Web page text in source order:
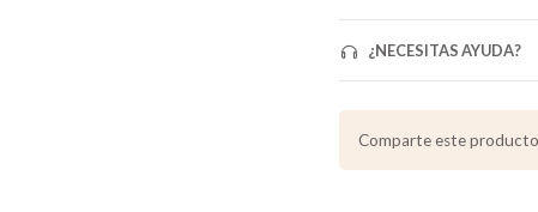
¿NECESITAS AYUDA?
Comparte este producto